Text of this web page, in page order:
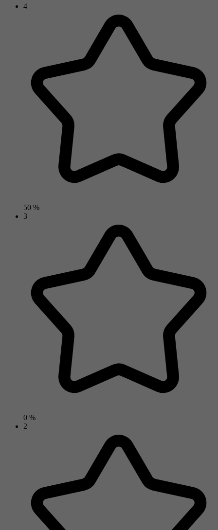
4
50 %
3
0 %
2